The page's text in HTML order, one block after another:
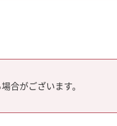
合がございます。